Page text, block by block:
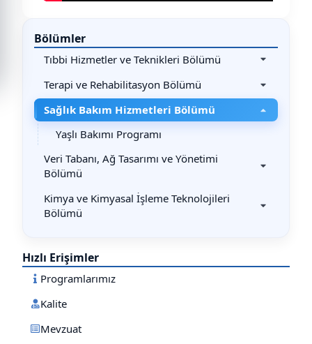
Bölümler
Tıbbi Hizmetler ve Teknikleri Bölümü
Terapi ve Rehabilitasyon Bölümü
Sağlık Bakım Hizmetleri Bölümü
Yaşlı Bakımı Programı
Veri Tabanı, Ağ Tasarımı ve Yönetimi
Bölümü
Kimya ve Kimyasal İşleme Teknolojileri
Bölümü
Hızlı Erişimler
Programlarımız
Kalite
Mevzuat